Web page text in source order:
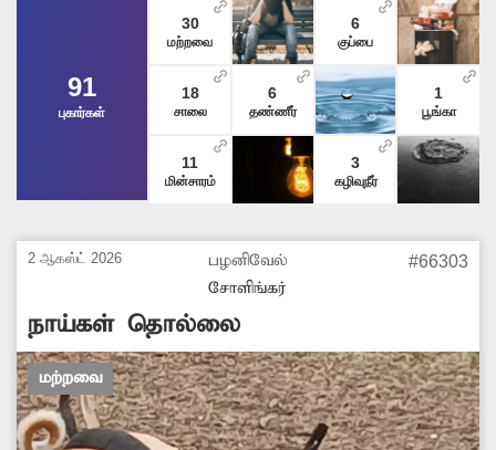
91
புகார்கள்
30
மற்றவை
18
சாலை
11
மின்சாரம்
6
தண்ணீர்
6
குப்பை
3
கழிவுநீர்
1
பூங்கா
2 ஆகஸ்ட் 2026
பழனிவேல்
சோளிங்கர்
#66303
நாய்கள் தொல்லை
மற்றவை